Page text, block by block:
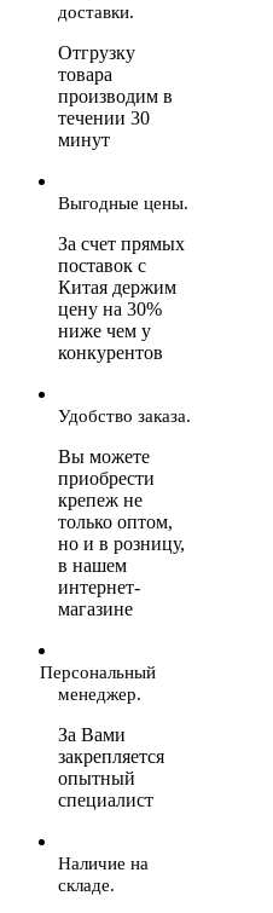
доставки.
Отгрузку
товара
производим в
течении 30
минут
Выгодные цены.
За счет прямых
поставок с
Китая держим
цену на 30%
ниже чем у
конкурентов
Удобство заказа.
Вы можете
приобрести
крепеж не
только оптом,
но и в розницу,
в нашем
интернет-
магазине
Персональный
менеджер.
За Вами
закрепляется
опытный
специалист
Наличие на
складе.